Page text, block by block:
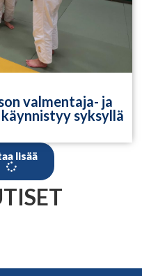
valmentaja- ja
syksyllä
lisää